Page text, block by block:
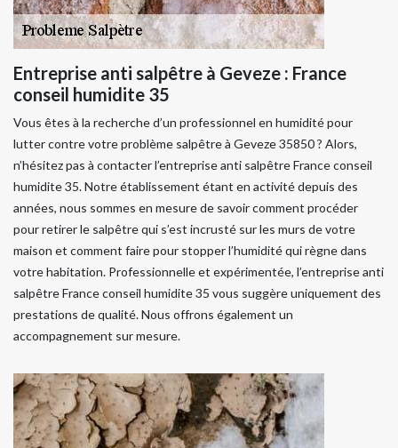
Entreprise anti salpêtre à Geveze : France
conseil humidite 35
Vous êtes à la recherche d’un professionnel en humidité pour
lutter contre votre problème salpêtre à Geveze 35850 ? Alors,
n’hésitez pas à contacter l’entreprise anti salpêtre France conseil
humidite 35. Notre établissement étant en activité depuis des
années, nous sommes en mesure de savoir comment procéder
pour retirer le salpêtre qui s’est incrusté sur les murs de votre
maison et comment faire pour stopper l’humidité qui règne dans
votre habitation. Professionnelle et expérimentée, l’entreprise anti
salpêtre France conseil humidite 35 vous suggère uniquement des
prestations de qualité. Nous offrons également un
accompagnement sur mesure.